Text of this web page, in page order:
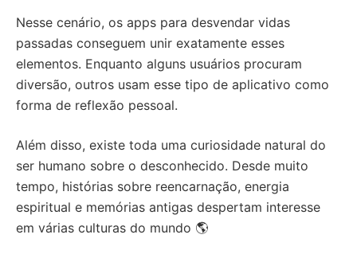
Nesse cenário, os apps para desvendar vidas
passadas conseguem unir exatamente esses
elementos. Enquanto alguns usuários procuram
diversão, outros usam esse tipo de aplicativo como
forma de reflexão pessoal.
Além disso, existe toda uma curiosidade natural do
ser humano sobre o desconhecido. Desde muito
tempo, histórias sobre reencarnação, energia
espiritual e memórias antigas despertam interesse
em várias culturas do mundo 🌎